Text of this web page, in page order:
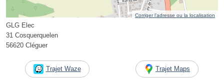
Corriger l’adresse ou la localisation
GLG Elec
31 Cosquerquelen
56620 Cléguer
Trajet Waze Trajet Maps